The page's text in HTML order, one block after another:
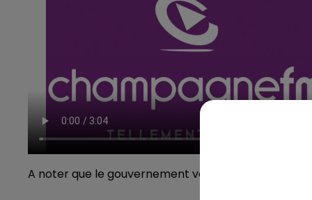
6h00 - 10h00
LA FAMILLE
A noter que le gouvernement veut réduire la durée